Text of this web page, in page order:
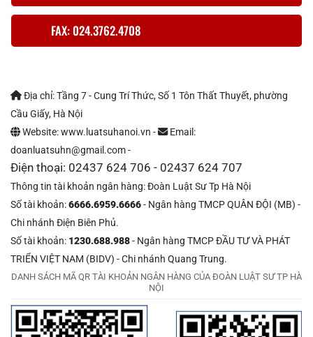
FAX: 024.3762.4708
Địa chỉ: Tầng 7 - Cung Trí Thức, Số 1 Tôn Thất Thuyết, phường
Cầu Giấy, Hà Nội
Website: www.luatsuhanoi.vn -
Email:
doanluatsuhn@gmail.com -
Điện thoại: 02437 624 706 - 02437 624 707
Thông tin tài khoản ngân hàng: Đoàn Luật Sư Tp Hà Nội
Số tài khoản:6666.6959.6666- Ngân hàng TMCP QUÂN ĐỘI (MB) -
Chi nhánh Điện Biên Phủ.
Số tài khoản: 1230.688.988- Ngân hàng TMCP ĐẦU TƯ VÀ PHÁT
TRIỂN VIỆT NAM (BIDV) - Chi nhánh Quang Trung.
DANH SÁCH MÃ QR TÀI KHOẢN NGÂN HÀNG CỦA ĐOÀN LUẬT SƯ TP HÀ
NỘI